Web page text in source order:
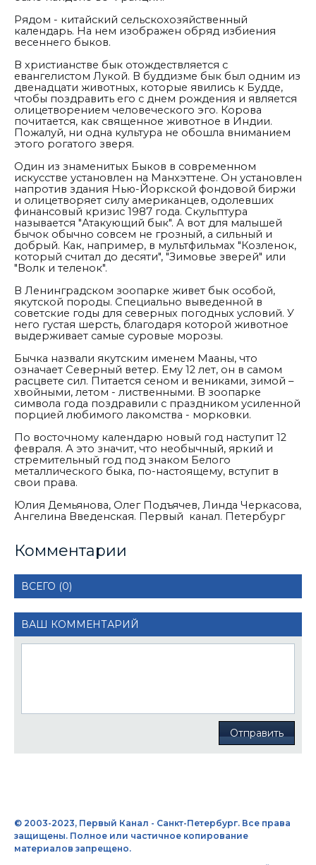
Рядом - китайский сельскохозяйственный
календарь. На нем изображен обряд избиения
весеннего быков.
В христианстве бык отождествляется с
евангелистом Лукой. В буддизме бык был одним из
двенадцати животных, которые явились к Будде,
чтобы поздравить его с днем рождения и является
олицетворением человеческого эго. Корова
почитается, как священное животное в Индии.
Пожалуй, ни одна культура не обошла вниманием
этого рогатого зверя.
Один из знаменитых Быков в современном
искусстве установлен на Манхэттене. Он установлен
напротив здания Нью-Йоркской фондовой биржи
и олицетворяет силу американцев, одолевших
финансовый кризис 1987 года. Скульптура
называется "Атакующий бык". А вот для малышей
бычок обычно совсем не грозный, а сильный и
добрый. Как, например, в мультфильмах "Козленок,
который считал до десяти", "Зимовье зверей" или
"Волк и теленок".
В Ленинградском зоопарке живет бык особой,
якутской породы. Специально выведенной в
советские годы для северных погодных условий. У
него густая шерсть, благодаря которой животное
выдерживает самые суровые морозы.
Бычка назвали якутским именем Мааны, что
означает Северный ветер. Ему 12 лет, он в самом
расцвете сил. Питается сеном и вениками, зимой –
хвойными, летом - лиственными. В зоопарке
символа года поздравили с праздником усиленной
порцией любимого лакомства - морковки.
По восточному календарю новый год наступит 12
февраля. А это значит, что необычный, яркий и
стремительный год под знаком Белого
металлического быка, по-настоящему, вступит в
свои права.
Юлия Демьянова, Олег Подъячев, Линда Черкасова,
Ангелина Введенская. Первый канал. Петербург
Комментарии
ВСЕГО (0)
ВАШ КОММЕНТАРИЙ
Отправить
© 2003-2023, Первый Канал - Санкт-Петербург. Все права
защищены. Полное или частичное копирование
материалов запрещено.